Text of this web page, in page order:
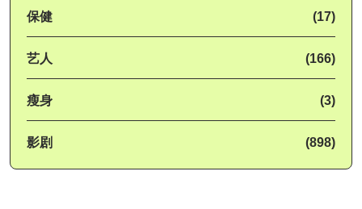
保健 (17)
艺人 (166)
瘦身 (3)
影剧 (898)